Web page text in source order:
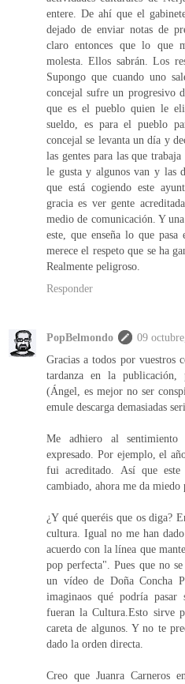
entere. De ahí que el
dejado de enviar notas de
claro entonces que lo que
molesta. Ellos sabrán. Los
Supongo que cuando uno
concejal sufre un progresivo
que es el pueblo quien le
sueldo, es para el pueblo
concejal se levanta un día y
las gentes para las que
le gusta y algunos van y las
que está cogiendo este
gracia es ver gente
medio de comunicación. Y
este, que enseña lo que
merece el respeto que se ha
Realmente peligroso.
Responder
PopBelmondo
09
Gracias a todos por vuestros
tardanza en la publicación,
(Ángel, es mejor no ser
emule descarga demasiadas
Me adhiero al sentimiento
expresado. Por ejemplo, el
fui acreditado. Así que
cambiado, ahora me da miedo
¿Y qué queréis que os diga?
cultura. Igual no me han
acuerdo con la línea que
pop perfecta". Pues que no
un vídeo de Doña Concha
imaginaos qué podría
fueran la Cultura.Esto sirve
careta de algunos. Y no te
dado la orden directa.
Creo que Juanra Carneros